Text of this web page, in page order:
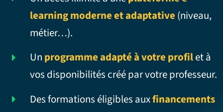
learning moderne et adaptative (niveau,
métier…).
Un programme adapté à votre profilet à
vos disponibilités créé par votre professeur.
Des formations éligibles auxfinancements